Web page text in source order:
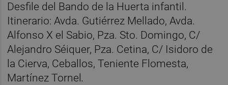
Desfile del Bando de la Huerta infantil.
Itinerario: Avda. Gutiérrez Mellado, Avda.
Alfonso X el Sabio, Pza. Sto. Domingo, C/
Alejandro Séiquer, Pza. Cetina, C/ Isidoro de
la Cierva, Ceballos, Teniente Flomesta,
Martínez Tornel.